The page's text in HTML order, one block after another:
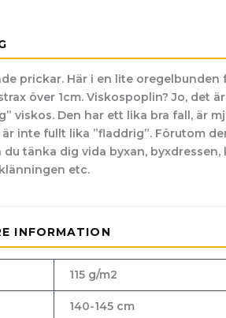
prickar. Här i en lite oregelbunden
över 1cm. Viskospoplin? Jo, det
viskos. Den har ett lika bra fall, är
inte fullt lika ”fladdrig”. Förutom
du tänka dig vida byxan, byxdressen,
etc.
INFORMATION
115 g/m2
140-145 cm